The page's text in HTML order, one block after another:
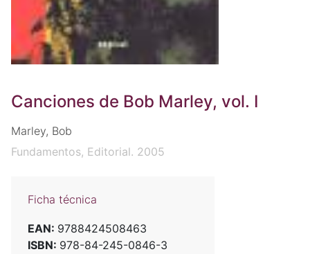
Canciones de Bob Marley, vol. I
Marley, Bob
Fundamentos, Editorial. 2005
Ficha técnica
EAN: 9788424508463
ISBN: 978-84-245-0846-3